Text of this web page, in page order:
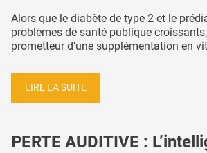
Alors que le diabète de type 2 et le
problèmes de santé publique croissants,
prometteur d’une supplémentation en
LIRE LA SUITE
PERTE AUDITIVE :